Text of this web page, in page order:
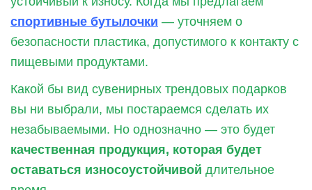
спортивные бутылочки — уточняем о
безопасности пластика, допустимого к контакту с
пищевыми продуктами.
Какой бы вид сувенирных трендовых подарков
вы ни выбрали, мы постараемся сделать их
незабываемыми. Но однозначно — это будет
качественная продукция, которая будет
оставаться износоустойчивой длительное